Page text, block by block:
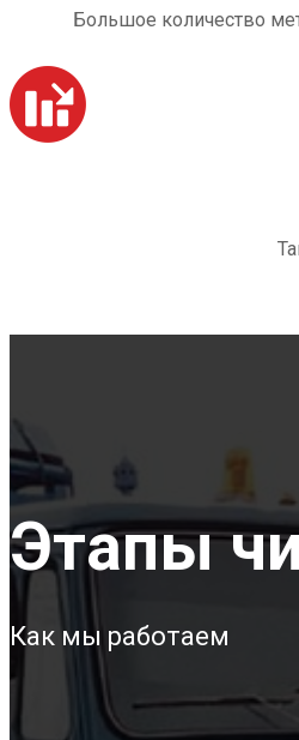
Большое количество
Этапы
Как мы работаем